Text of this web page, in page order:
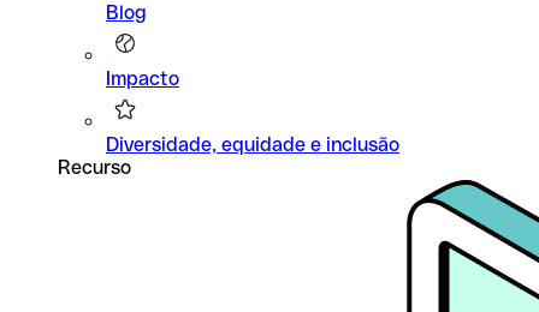
Blog
Impacto
Diversidade, equidade e inclusão
Recurso